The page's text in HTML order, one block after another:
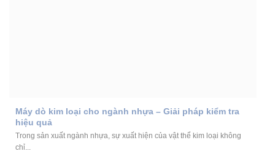
Máy dò kim loại cho ngành nhựa – Giải pháp kiểm tra
hiệu quả
Trong sản xuất ngành nhựa, sự xuất hiện của vật thể kim loại không
chỉ...